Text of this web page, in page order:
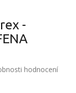
-
hodnocení